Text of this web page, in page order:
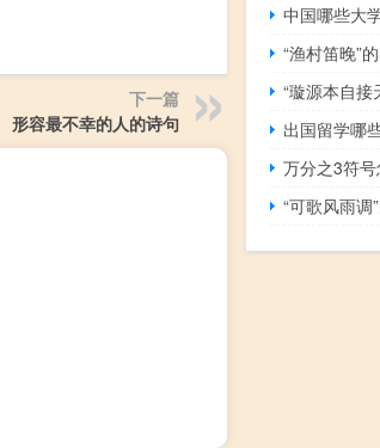
下一篇
形容最不幸的人的诗句
中国哪些大
“渔村笛晚”
“璇源本自接
出国留学哪
万分之3符
“可歌风雨调